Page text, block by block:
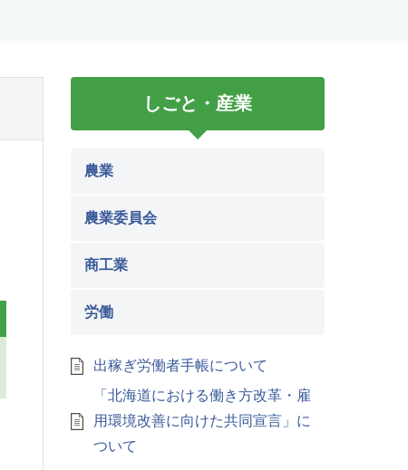
しごと・産業
農業
農業委員会
商工業
労働
出稼ぎ労働者手帳について
「北海道における働き方改革・雇
用環境改善に向けた共同宣言」に
ついて